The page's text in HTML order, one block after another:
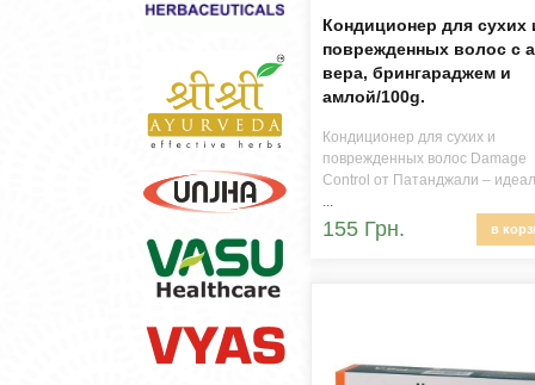
Кондиционер для сухих
поврежденных волос с
вера, брингараджем и
амлой/100g.
Кондиционер для сухих и
поврежденных волос Damage
Control​ от Патанджали –
...
155 Грн. в